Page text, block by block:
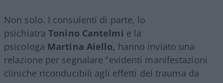
Non solo. I consulenti di parte, lo
psichiatra Tonino Cantelmi e la
psicologa Martina Aiello, hanno inviato una
relazione per segnalare “evidenti manifestazioni
cliniche riconducibili agli effetti del trauma da